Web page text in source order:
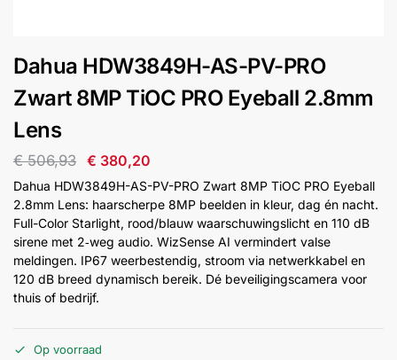
&
Intercom
Branddetectie
Inbraakbeveiliging
Merken
Outlet SALE
Help &
Dahua HDW3849H-AS-PV-PRO
Zwart 8MP TiOC PRO Eyeball 2.8mm
Lens
€506,93 € 380,20
Dahua HDW3849H-AS-PV-PRO Zwart 8MP TiOC PRO Eyeball
2.8mm Lens: haarscherpe 8MP beelden in kleur, dag én nacht.
Full-Color Starlight, rood/blauw waarschuwingslicht en 110 dB
sirene met 2‑weg audio. WizSense AI vermindert valse
meldingen. IP67 weerbestendig, stroom via netwerkkabel en
120 dB breed dynamisch bereik. Dé beveiligingscamera voor
thuis of bedrijf.
Op voorraad